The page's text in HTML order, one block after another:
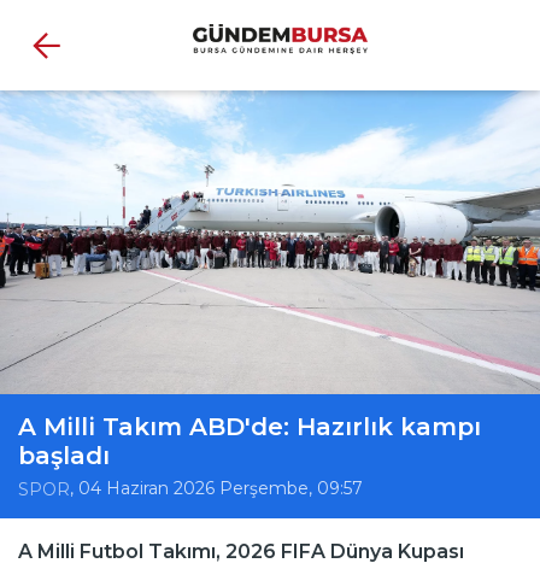
A Milli Takım ABD'de: Hazırlık kampı
başladı
SPOR, 04 Haziran 2026 Perşembe, 09:57
A Milli Futbol Takımı, 2026 FIFA Dünya Kupası